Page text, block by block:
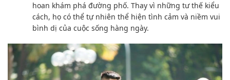
hoan khám phá đường phố. Thay vì những tư thế kiểu
cách, họ có thể tự nhiên thể hiện tình cảm và niềm vui
bình dị của cuộc sống hàng ngày.